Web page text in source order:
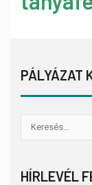
PÁLYÁZAT
HÍRLEVÉL